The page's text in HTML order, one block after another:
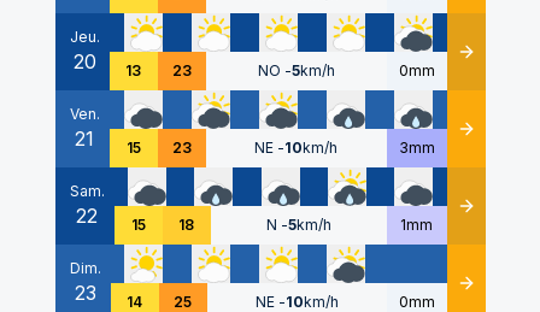
Jeu.
20 13 23 NO -5km/h 0mm Détails
Ven.
21 15 23 NE -10km/h 3mm Détails
Sam.
22 15 18 N -5km/h 1mm Détails
Dim.
23 14 25 NE -10km/h 0mm Détails